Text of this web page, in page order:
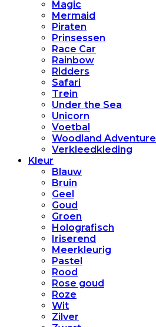
Magic
Mermaid
Piraten
Prinsessen
Race Car
Rainbow
Ridders
Safari
Trein
Under the Sea
Unicorn
Voetbal
Woodland Adventure
Verkleedkleding
Kleur
Blauw
Bruin
Geel
Goud
Groen
Holografisch
Iriserend
Meerkleurig
Pastel
Rood
Rose goud
Roze
Wit
Zilver